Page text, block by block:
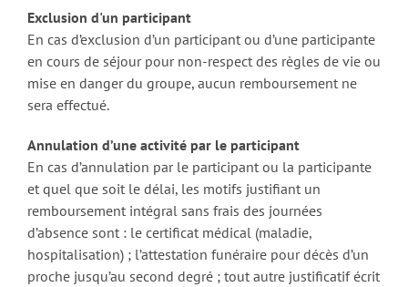
Exclusion d'un participant
En cas d’exclusion d’un participant ou d’une participante
en cours de séjour pour non-respect des règles de vie ou
mise en danger du groupe, aucun remboursement ne
sera effectué.
Annulation d’une activité par le participant
En cas d’annulation par le participant ou la participante
et quel que soit le délai, les motifs justifiant un
remboursement intégral sans frais des journées
d’absence sont : le certificat médical (maladie,
hospitalisation) ; l’attestation funéraire pour décès d’un
proche jusqu’au second degré ; tout autre justificatif écrit